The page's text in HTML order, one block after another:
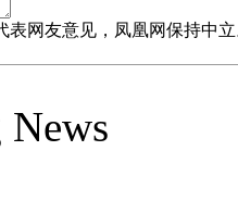
表网友意见，凤凰网保持中